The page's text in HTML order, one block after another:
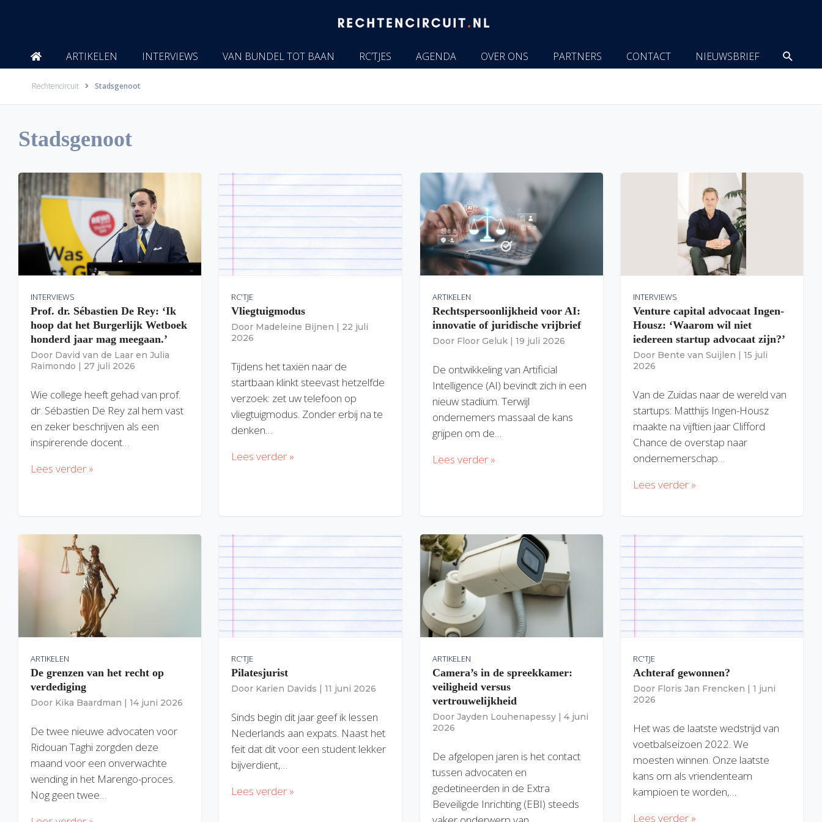
ARTIKELEN INTERVIEWS VAN BUNDEL TOT BAAN RC’TJES AGENDA OVER ONS PARTNERS CONTACT NIEUWSBRIEF
Rechtencircuit Stadsgenoot
Stadsgenoot
INTERVIEWS
Prof. dr. Sébastien De Rey: ‘Ik
hoop dat het Burgerlijk Wetboek
honderd jaar mag meegaan.’
Door David van de Laar en Julia
Raimondo | 27 juli 2026
Wie college heeft gehad van prof.
dr. Sébastien De Rey zal hem vast
en zeker beschrijven als een
inspirerende docent…
Lees verder »
RC'TJE
Vliegtuigmodus
Door Madeleine Bijnen | 22 juli
2026
Tijdens het taxiën naar de
startbaan klinkt steevast hetzelfde
verzoek: zet uw telefoon op
vliegtuigmodus. Zonder erbij na te
denken…
Lees verder »
ARTIKELEN
Rechtspersoonlijkheid voor AI:
innovatie of juridische vrijbrief
Door Floor Geluk | 19 juli 2026
De ontwikkeling van Artificial
Intelligence (AI) bevindt zich in een
nieuw stadium. Terwijl
ondernemers massaal de kans
grijpen om de…
Lees verder »
INTERVIEWS
Venture capital advocaat Ingen-
Housz: ‘Waarom wil niet
iedereen startup advocaat zijn?’
Door Bente van Suijlen | 15 juli
2026
Van de Zuidas naar de wereld van
startups: Matthijs Ingen-Housz
maakte na vijftien jaar Clifford
Chance de overstap naar
ondernemerschap…
Lees verder »
ARTIKELEN
De grenzen van het recht op
verdediging
Door Kika Baardman | 14 juni 2026
De twee nieuwe advocaten voor
Ridouan Taghi zorgden deze
maand voor een onverwachte
wending in het Marengo-proces.
Nog geen twee…
RC'TJE
Pilatesjurist
Door Karien Davids | 11 juni 2026
Sinds begin dit jaar geef ik lessen
Nederlands aan expats. Naast het
feit dat dit voor een student lekker
bijverdient,…
Lees verder »
ARTIKELEN
Camera’s in de spreekkamer:
veiligheid versus
vertrouwelijkheid
Door Jayden Louhenapessy | 4 juni
2026
De afgelopen jaren is het contact
tussen advocaten en
gedetineerden in de Extra
Beveiligde Inrichting (EBI) steeds
RC'TJE
Achteraf gewonnen?
Door Floris Jan Frencken | 1 juni
2026
Het was de laatste wedstrijd van
voetbalseizoen 2022. We
moesten winnen. Onze laatste
kans om als vriendenteam
kampioen te worden,…
Lees verder »